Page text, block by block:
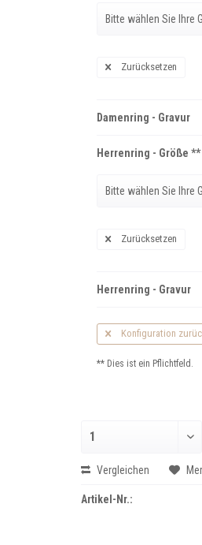
Zurücksetzen
Damenring - Gravur
Herrenring - Größe **
Zurücksetzen
Herrenring - Gravur
Konfiguration
** Dies ist ein Pflichtfeld.
Vergleichen
Artikel-Nr.: